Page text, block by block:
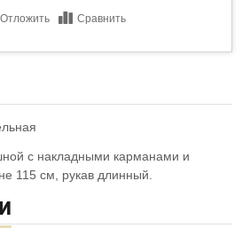
Отложить Сравнить
с накладными карманами и
115 см, рукав длинный.